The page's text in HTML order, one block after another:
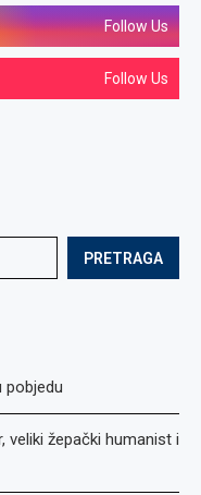
Follow Us
Follow Us
PRETRAGA
pobjedu
veliki žepački humanist i